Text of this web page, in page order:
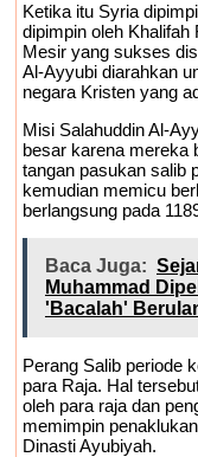
Ketika itu Syria
dipimpin oleh
Mesir yang sukses
Al-Ayyubi diarahkan
negara Kristen yang
Misi Salahuddin Al-
besar karena mereka
tangan pasukan salib
kemudian memicu
berlangsung pada
Baca Juga:
Muhammad
'Bacalah'
Perang Salib periode
para Raja. Hal
oleh para raja dan
memimpin
Dinasti Ayubiyah.